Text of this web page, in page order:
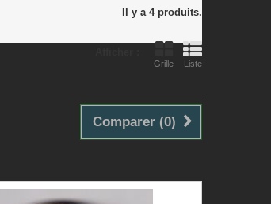
Il y a 4 produits.
Grille Liste
Comparer (0)